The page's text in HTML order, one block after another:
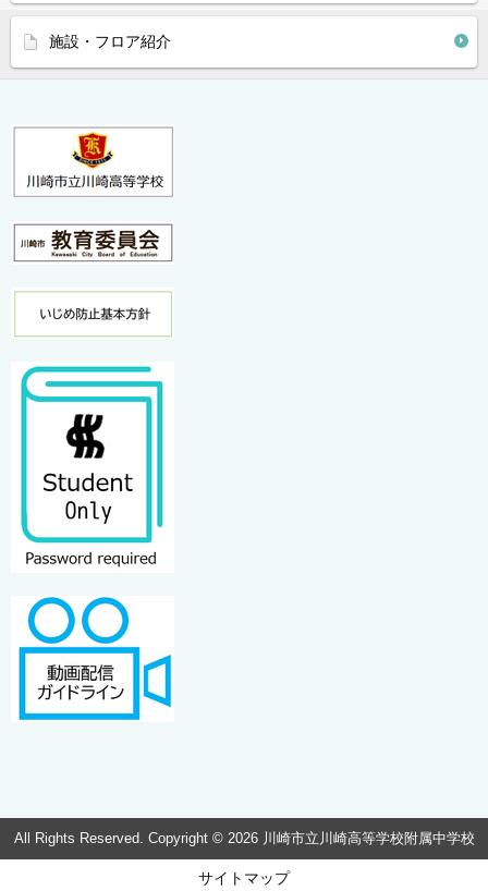
施設・フロア紹介
All Rights Reserved. Copyright © 2026 川崎市立川崎高等学校附属中学校
サイトマップ